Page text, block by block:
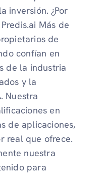
inversión. ¿Por
Más de
de
confían en
de la industria
y la
Nuestra
en
de aplicaciones,
real que ofrece.
nuestra
para